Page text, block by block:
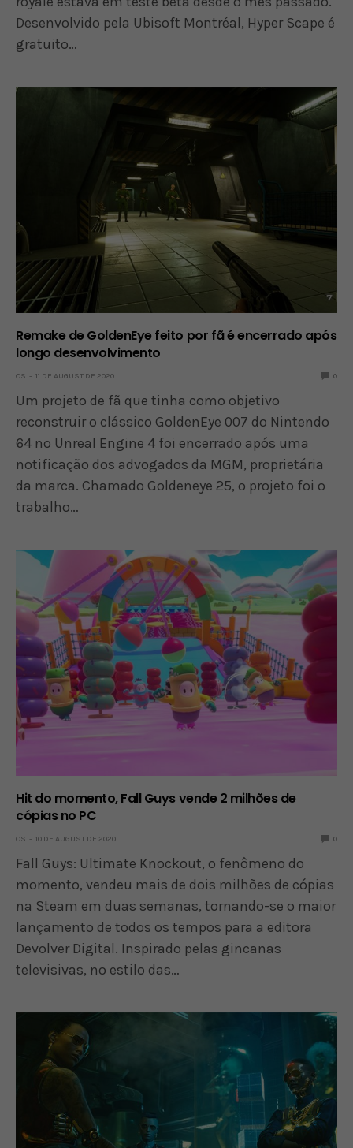
Desenvolvido pela Ubisoft Montréal, Hyper Scape é
gratuito…
Remake de GoldenEye feito por fã é encerrado após
longo desenvolvimento
OS 11 DE AUGUST DE 2020 0
Um projeto de fã que tinha como objetivo
reconstruir o clássico GoldenEye 007 do Nintendo
64 no Unreal Engine 4 foi encerrado após uma
notificação dos advogados da MGM, proprietária
da marca. Chamado Goldeneye 25, o projeto foi o
trabalho…
Hit do momento, Fall Guys vende 2 milhões de
cópias no PC
OS 10 DE AUGUST DE 2020 0
Fall Guys: Ultimate Knockout, o fenômeno do
momento, vendeu mais de dois milhões de cópias
na Steam em duas semanas, tornando-se o maior
lançamento de todos os tempos para a editora
Devolver Digital. Inspirado pelas gincanas
televisivas, no estilo das…